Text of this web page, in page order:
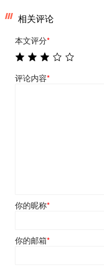
相关评论
本文评分*
评论内容*
你的昵称*
你的邮箱*